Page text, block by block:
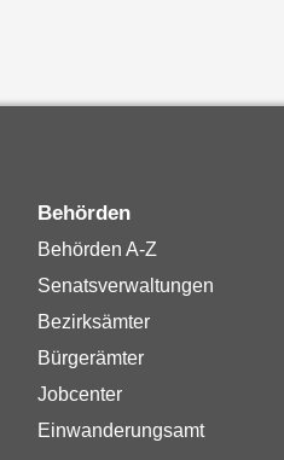
Behörden
Behörden A-Z
Senatsverwaltungen
Bezirksämter
Bürgerämter
Jobcenter
Einwanderungsamt